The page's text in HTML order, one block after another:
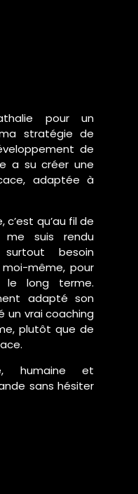
pour un
stratégie de
de
a su créer une
adaptée à
qu’au fil de
me suis rendu
besoin
même, pour
le long terme.
adapté son
un vrai coaching
plutôt que de
humaine et
sans hésiter